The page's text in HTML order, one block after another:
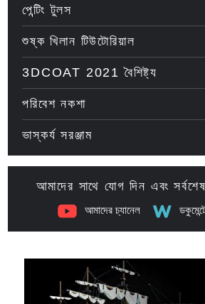
পেন্টিং টুলস
শুষ্ক খিলান টিউটোরিয়াল
3DCOAT 2021 বৈশিষ্ট্য
পরিবেশ নকশা
ভাস্কর্য সরঞ্জাম
আমাদের সাথে যোগ দিন এবং
আমাদের চ্যানেল